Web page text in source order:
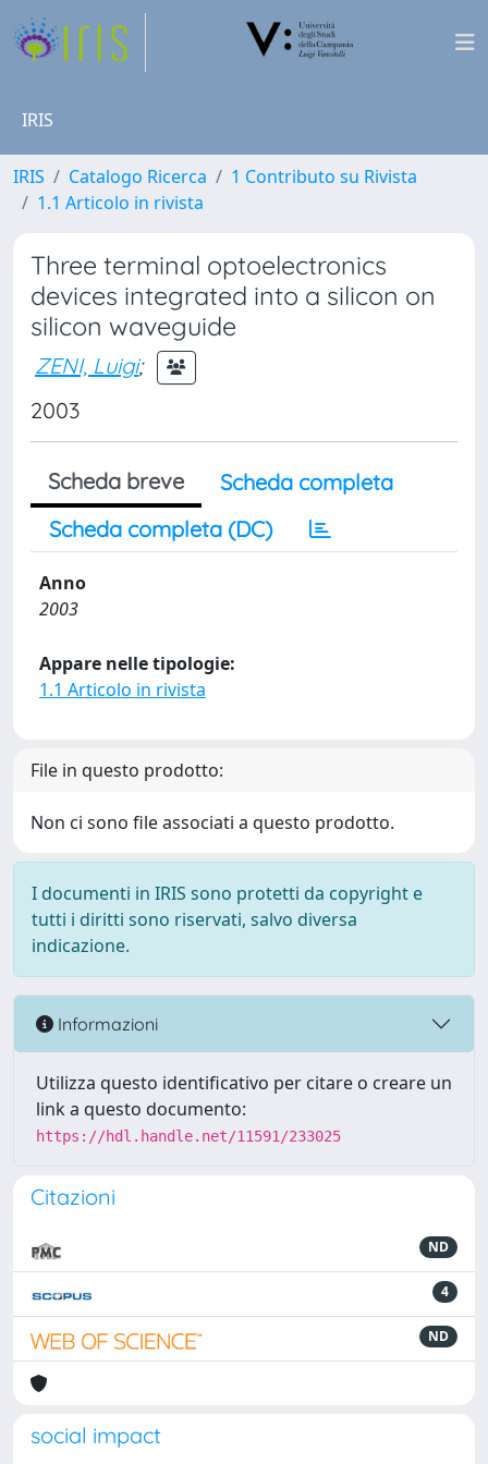
IRIS
IRIS Catalogo Ricerca
1 Contributo su Rivista
1.1 Articolo in rivista
Three terminal optoelectronics
devices integrated into a silicon on
silicon waveguide
ZENI, Luigi;
2003
Scheda breve
Scheda completa
Scheda completa (DC)
Anno
2003
Appare nelle tipologie:
1.1 Articolo in rivista
File in questo prodotto:
Non ci sono file associati a questo prodotto.
I documenti in IRIS sono protetti da copyright e
tutti i diritti sono riservati, salvo diversa
indicazione.
Informazioni
Utilizza questo identificativo per citare o creare un
link a questo documento:
https://hdl.handle.net/11591/233025
Citazioni
ND
4
ND
social impact